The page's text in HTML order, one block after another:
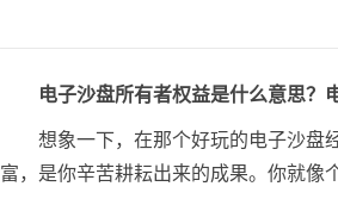
电子沙盘所有者权益是什么意思？
想象一下，在那个好玩的电子沙盘
富，是你辛苦耕耘出来的成果。你就像